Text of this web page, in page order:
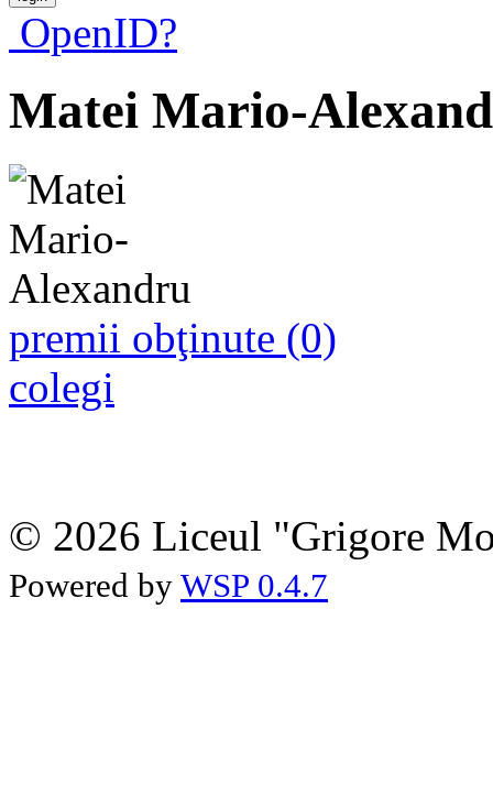
OpenID?
Matei Mario-
premii obţinute (0)
colegi
© 2026 Liceul "Grigore
Powered by WSP 0.4.7